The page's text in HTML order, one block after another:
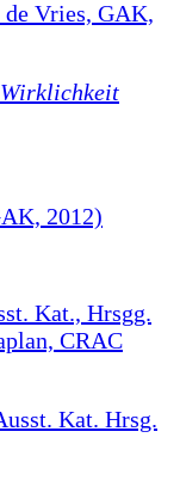
Vries, GAK,
2012)
Kat., Hrsgg.
CRAC
Kat. Hrsg.